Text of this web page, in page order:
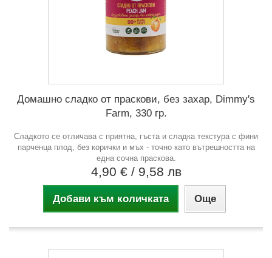
Домашно сладко от праскови, без захар, Dimmy's
Farm, 330 гр.
Сладкото се отличава с приятна, гъста и сладка текстура с фини
парченца плод, без корички и мъх - точно като вътрешността на
една сочна праскова.
4,90 € / 9,58 лв
Добави към количката Още